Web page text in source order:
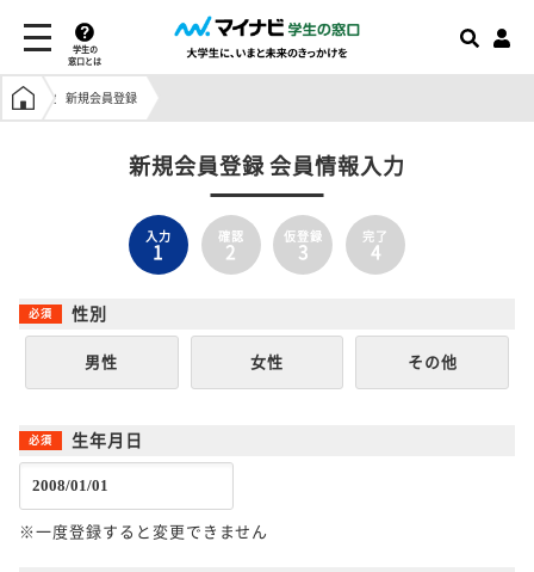
学生の
窓口とは
学生の窓口トップ
新規会員登録
新規会員登録 会員情報入力
入力
1
確認
2
仮登録
3
完了
4
性別
男性 女性 その他
生年月日
※一度登録すると変更できません